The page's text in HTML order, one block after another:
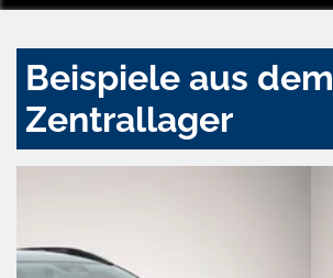
Beispiele aus dem
Zentrallager